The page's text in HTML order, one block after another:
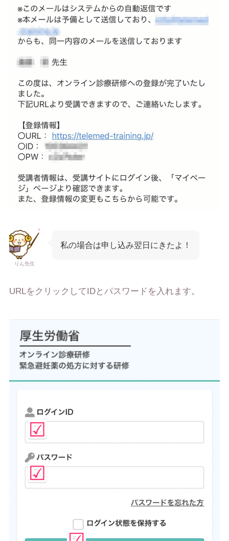
りん先生
私の場合は申し込み翌日にきたよ！
URLをクリックしてIDとパスワードを入れます。